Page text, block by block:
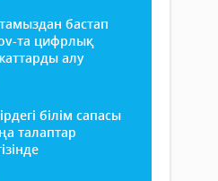
бастап
та цифрлық
алу
білім сапасы
талаптар